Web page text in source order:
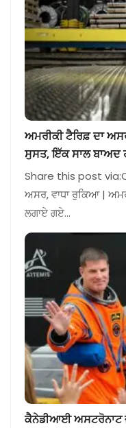
ਅਮਰੀਕੀ ਟੈਰਿਫ਼ ਦਾ
ਸੁਸਤ, ਇੱਕ ਸਾਲ ਬਾਅਦ
Share this post
ਅਸਰ, ਵਾਧਾ ਰੁਕਿਆ |
ਲਗਾਏ ਗਏ…
ਕੈਨੇਡੀਆਈ ਅਸਟਰੋਨਾਟ